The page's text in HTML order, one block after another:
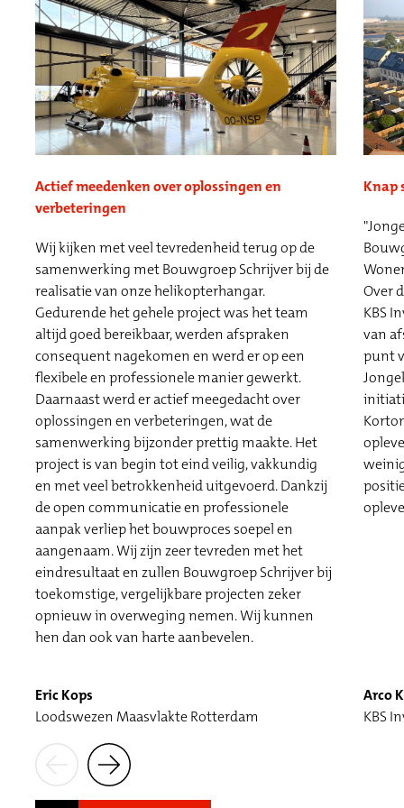
Actief meedenken over oplossingen en
verbeteringen
Wij kijken met veel tevredenheid terug op de
samenwerking met Bouwgroep Schrijver bij de
realisatie van onze helikopterhangar.
Gedurende het gehele project was het team
altijd goed bereikbaar, werden afspraken
consequent nagekomen en werd er op een
flexibele en professionele manier gewerkt.
Daarnaast werd er actief meegedacht over
oplossingen en verbeteringen, wat de
samenwerking bijzonder prettig maakte. Het
project is van begin tot eind veilig, vakkundig
en met veel betrokkenheid uitgevoerd. Dankzij
de open communicatie en professionele
aanpak verliep het bouwproces soepel en
aangenaam. Wij zijn zeer tevreden met het
eindresultaat en zullen Bouwgroep Schrijver bij
toekomstige, vergelijkbare projecten zeker
opnieuw in overweging nemen. Wij kunnen
hen dan ook van harte aanbevelen.
Eric Kops
Loodswezen Maasvlakte Rotterdam
Knap
Over
KBS
van
punt
Arco
KBS